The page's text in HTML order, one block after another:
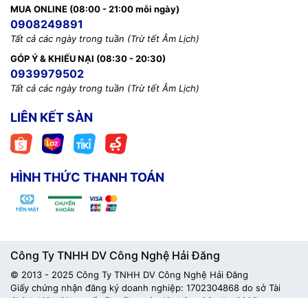
MUA ONLINE (08:00 - 21:00 mỗi ngày)
0908249891
Tất cả các ngày trong tuần (Trừ tết Âm Lịch)
GÓP Ý & KHIẾU NẠI (08:30 - 20:30)
0939979502
Tất cả các ngày trong tuần (Trừ tết Âm Lịch)
LIÊN KẾT SÀN
HÌNH THỨC THANH TOÁN
Công Ty TNHH DV Công Nghệ Hải Đăng
© 2013 - 2025 Công Ty TNHH DV Công Nghệ Hải Đăng
Giấy chứng nhận đăng ký doanh nghiệp: 1702304868 do sở Tài